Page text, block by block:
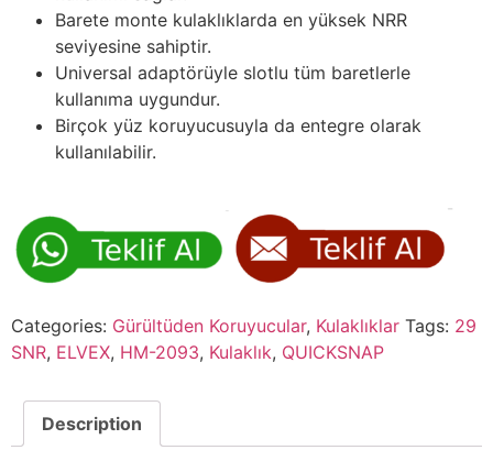
Barete monte kulaklıklarda en yüksek NRR
seviyesine sahiptir.
Universal adaptörüyle slotlu tüm baretlerle
kullanıma uygundur.
Birçok yüz koruyucusuyla da entegre olarak
kullanılabilir.
Categories: Gürültüden Koruyucular, Kulaklıklar Tags: 29
SNR, ELVEX, HM-2093, Kulaklık, QUICKSNAP
Description